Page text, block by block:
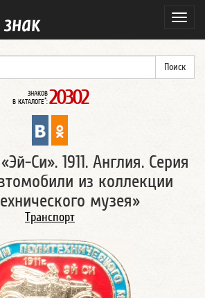
ЗНАКОВ
В КАТАЛОГЕ*: 20302
Си». 1911. Англия. Серия
из коллекции
музея»
Транспорт